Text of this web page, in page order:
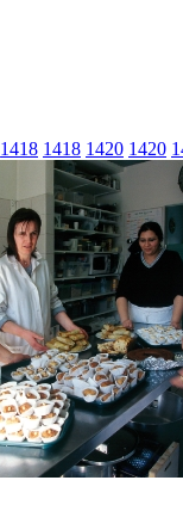
1418 1418 1420 1420